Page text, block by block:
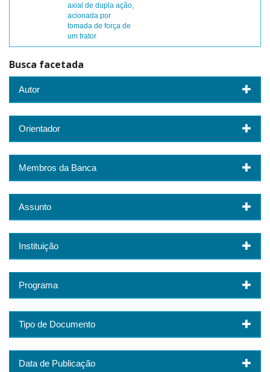
axial de dupla ação,
acionada por
tomada de força de
um trator
Busca facetada
Autor
Orientador
Membros da Banca
Assunto
Instituição
Programa
Tipo de Documento
Data de Publicação